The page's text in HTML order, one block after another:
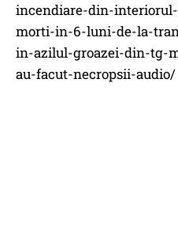
incendiare-din-
morti-in-6-luni-de-la-
in-azilul-groazei-din-tg-
au-facut-necropsii-audio/